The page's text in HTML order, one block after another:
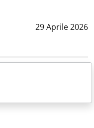
Data notizia:
29 Aprile 2026